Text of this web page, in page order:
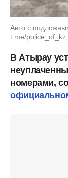
Авто с
t.me/police_of_kz
В Атырау
номерами,